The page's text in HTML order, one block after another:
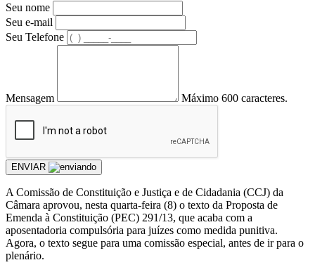
Seu nome
Seu e-mail
Seu Telefone
Mensagem Máximo 600 caracteres.
ENVIAR
A Comissão de Constituição e Justiça e de Cidadania (CCJ) da
Câmara aprovou, nesta quarta-feira (8) o texto da Proposta de
Emenda à Constituição (PEC) 291/13, que acaba com a
aposentadoria compulsória para juízes como medida punitiva.
Agora, o texto segue para uma comissão especial, antes de ir para o
plenário.